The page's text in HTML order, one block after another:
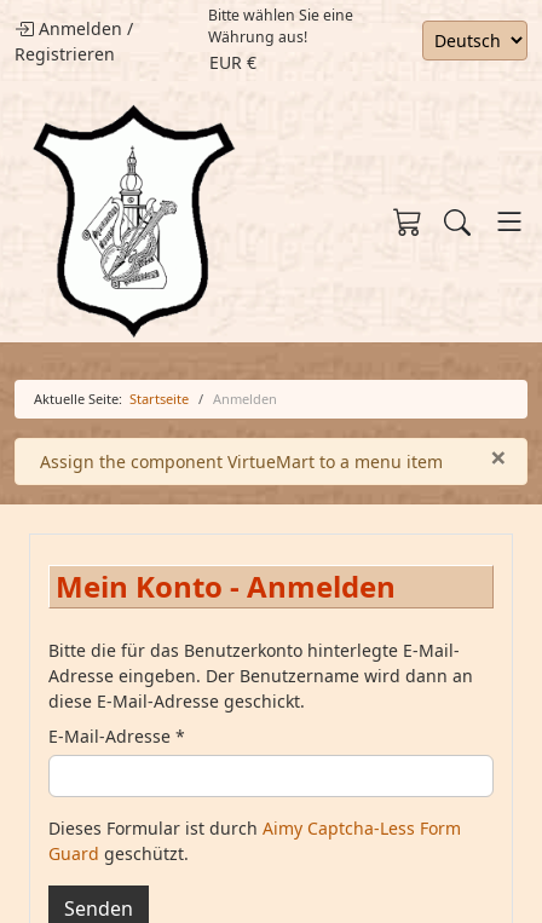
Anmelden /
Registrieren
Bitte wählen Sie eine
Währung aus!
EUR €
Aktuelle Seite: Startseite Anmelden
×
Warnung
Assign the component VirtueMart to a menu item
Mein Konto - Anmelden
Bitte die für das Benutzerkonto hinterlegte E-Mail-
Adresse eingeben. Der Benutzername wird dann an
diese E-Mail-Adresse geschickt.
E-Mail-Adresse *
Dieses Formular ist durch Aimy Captcha-Less Form
Guard geschützt.
Senden